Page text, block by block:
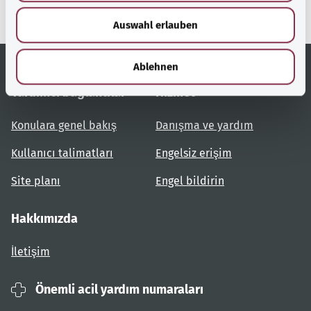
h
Auswahl erlauben
Ablehnen
Yardımcı bağlantılar
Konulara genel bakış
Kullanıcı talimatları
Site planı
Hizmet
Danışma ve yardım
Engelsiz erişim
Engel bildirin
Hakkımızda
İletişim
Önemli acil yardım numaraları